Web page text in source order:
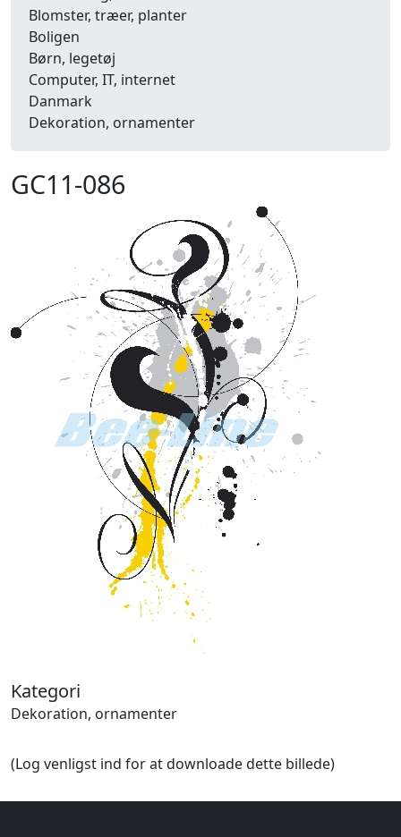
Blomster, træer, planter
Boligen
Børn, legetøj
Computer, IT, internet
Danmark
Dekoration, ornamenter
Efterår
Fænomener, begreber
Fastelavn, karneval
Ferie, rejser
Fiskeri
Fly, luftfart
Folkeslag
Forår
Fritid, hobby
Frugt, grønt
Halloween
Håndværk
Huse, bygninger
Kærlighed, bryllup
Kommunikation, nyhedsformidling
Lyd, billede
Mad, drikke
Mærkedage
Mennesker
GC11-086
Kategori
Dekoration, ornamenter
(Log venligst ind for at downloade dette billede)